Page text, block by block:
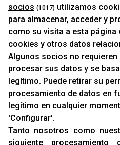
PROMOCIONES
NOVEDADES
MARCAS
MARCAS
INFORMACIÓN
Contacto
Cambios Y Devoluciones
socios (1017) utilizamos
para almacenar, acceder y
como su visita a esta página
cookies y otros datos
Algunos socios no
procesar sus datos y se
legítimo. Puede retirar su
procesamiento de datos en
legítimo en cualquier
'Configurar'.
Tanto nosotros como
siguiente procesamiento